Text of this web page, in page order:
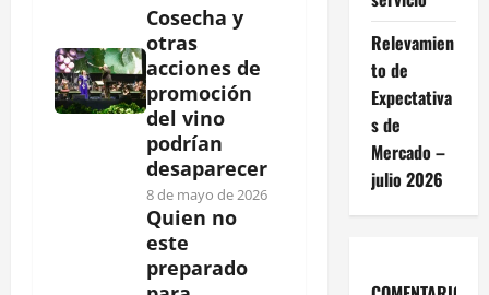
Cosecha y
otras
acciones de
promoción
del vino
podrían
desaparecer
8 de mayo de 2026
Quien no
este
preparado
Relevamien
to de
Expectativa
s de
Mercado –
julio 2026